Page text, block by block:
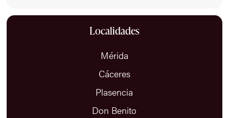
Localidades
Mérida
Cáceres
Plasencia
Don Benito